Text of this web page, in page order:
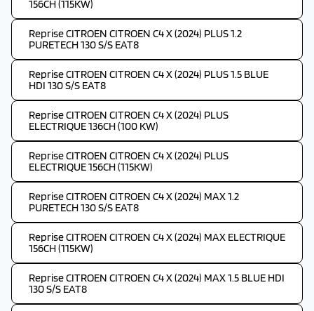
156CH (115KW)
Reprise CITROEN CITROEN C4 X (2024) PLUS 1.2
PURETECH 130 S/S EAT8
Reprise CITROEN CITROEN C4 X (2024) PLUS 1.5 BLUE
HDI 130 S/S EAT8
Reprise CITROEN CITROEN C4 X (2024) PLUS
ELECTRIQUE 136CH (100 KW)
Reprise CITROEN CITROEN C4 X (2024) PLUS
ELECTRIQUE 156CH (115KW)
Reprise CITROEN CITROEN C4 X (2024) MAX 1.2
PURETECH 130 S/S EAT8
Reprise CITROEN CITROEN C4 X (2024) MAX ELECTRIQUE
156CH (115KW)
Reprise CITROEN CITROEN C4 X (2024) MAX 1.5 BLUE HDI
130 S/S EAT8